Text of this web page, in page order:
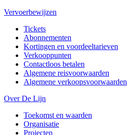
Vervoerbewijzen
Tickets
Abonnementen
Kortingen en voordeeltarieven
Verkooppunten
Contactloos betalen
Algemene reisvoorwaarden
Algemene verkoopsvoorwaarden
Over De Lijn
Toekomst en waarden
Organisatie
Projecten